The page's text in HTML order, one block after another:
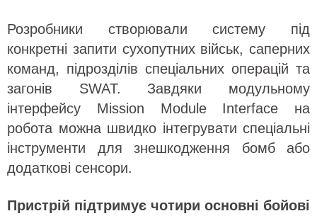
Розробники створювали систему під
конкретні запити сухопутних військ, саперних
команд, підрозділів спеціальних операцій та
загонів SWAT. Завдяки модульному
інтерфейсу Mission Module Interface на
робота можна швидко інтегрувати спеціальні
інструменти для знешкодження бомб або
додаткові сенсори.
Пристрій підтримує чотири основні бойові